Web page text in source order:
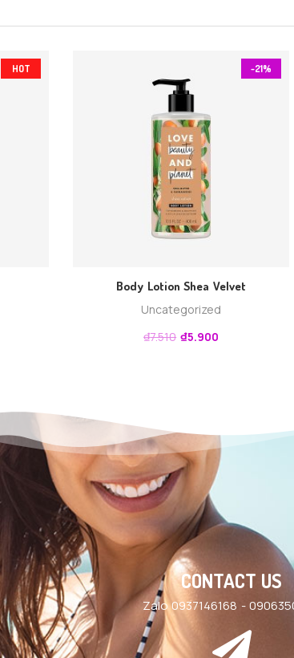
HOT -21%
Body Lotion Shea Velvet
Uncategorized
₫7.510 ₫5.900
CONTACT US
Zalo 0937146168 -